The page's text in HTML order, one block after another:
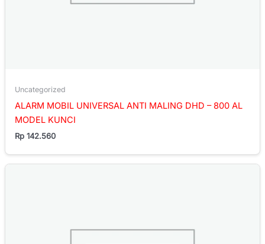
Uncategorized
ALARM MOBIL UNIVERSAL ANTI MALING DHD – 800 AL
MODEL KUNCI
Rp 142.560